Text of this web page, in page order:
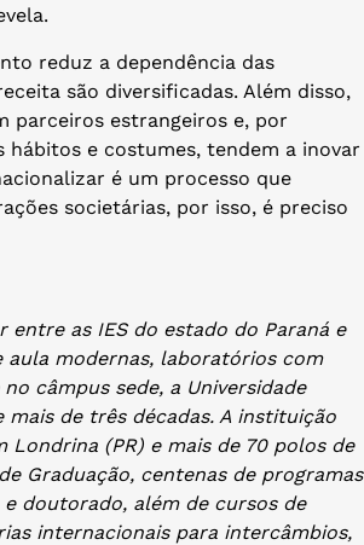
reduz a dependência das
são diversificadas. Além disso,
parceiros estrangeiros e, por
e costumes, tendem a inovar
é um processo que
societárias, por isso, é preciso
entre as IES do estado do Paraná e
aula modernas, laboratórios com
câmpus sede, a Universidade
de três décadas. A instituição
(PR) e mais de 70 polos de
Graduação, centenas de programas
doutorado, além de cursos de
internacionais para intercâmbios,